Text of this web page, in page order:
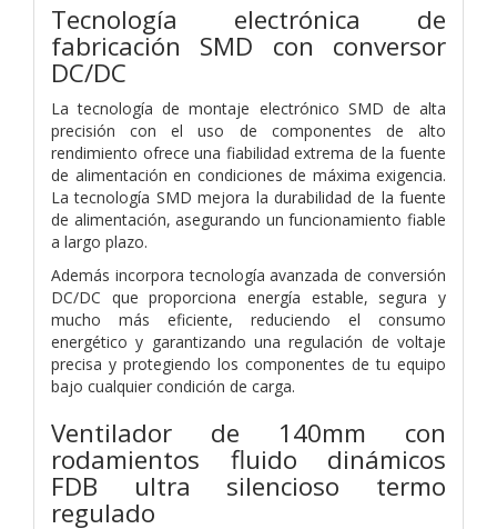
Tecnología electrónica de
fabricación SMD con conversor
DC/DC
La tecnología de montaje electrónico SMD de alta
precisión con el uso de componentes de alto
rendimiento ofrece una fiabilidad extrema de la fuente
de alimentación en condiciones de máxima exigencia.
La tecnología SMD mejora la durabilidad de la fuente
de alimentación, asegurando un funcionamiento fiable
a largo plazo.
Además incorpora tecnología avanzada de conversión
DC/DC que proporciona energía estable, segura y
mucho más eficiente, reduciendo el consumo
energético y garantizando una regulación de voltaje
precisa y protegiendo los componentes de tu equipo
bajo cualquier condición de carga.
Ventilador de 140mm con
rodamientos fluido dinámicos
FDB ultra silencioso termo
regulado